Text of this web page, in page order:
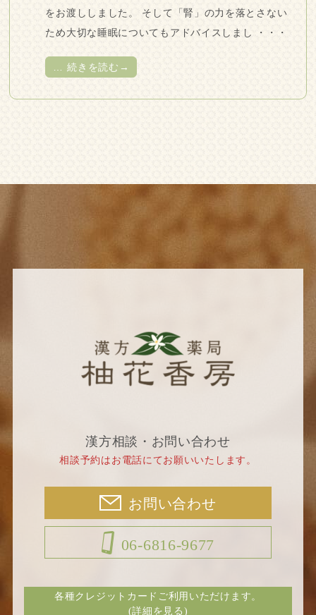
をお渡ししました。 そして「腎」の力を落とさない
ため大切な睡眠についてもアドバイスしまし ・・・
… 続きを読む→
漢方相談・お問い合わせ
相談予約はお電話にてお願いいたします。
お問い合わせ
06-6816-9677
各種クレジットカードご利用いただけます。
(詳細を見る)